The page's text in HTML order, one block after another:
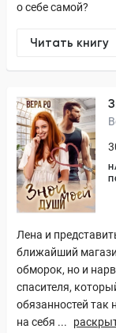
о себе самой?
Читать книгу
Лена и
ближайший
обморок, но и
спасителя,
обязанностей так
на себя ...